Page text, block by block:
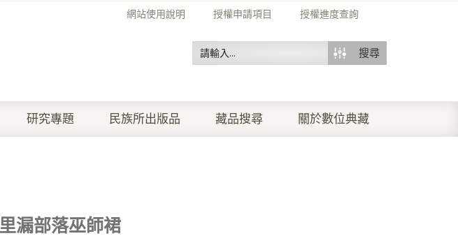
網站使用說明 授權申請項目 授權進度查詢
搜尋
研究專題 民族所出版品 藏品搜尋 關於數位典藏
里漏部落巫師裙